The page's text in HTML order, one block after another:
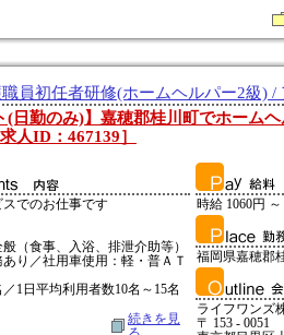
員初任者研修(ホームヘルパー2級) /
(日勤のみ)】嘉穂郡桂川町でホーム
人ID：467139］
でのお仕事です
（食事、入浴、排泄介助等）
り／社用車使用：軽・普ＡＴ
1日平均利用者数10名～15名
続きを見
時給 1060円 ～
福岡県嘉穂郡
ライフワンズ
〒 153 - 0051